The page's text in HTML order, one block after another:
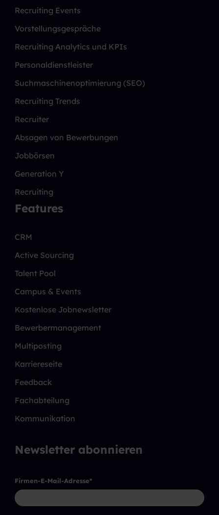
Recruiting Events
Vorstellungsgespräche
Recruiting Analytics und KPIs
Personaldienstleister
Suchmaschinenoptimierung (SEO)
Recruiting Trends
Recruiter
Absagen von Bewerbungen
Jobbörsen
Generation Y
Recruiting
Features
CRM
Active Sourcing
Talent Pool
Campus & Events
Kostenlose Jobnewsletter
Bewerbermanagement
Multiposting
Karriereseite
Feedback
Fachabteilung
Kommunikation
Newsletter abonnieren
Firmen-E-Mail-Adresse*